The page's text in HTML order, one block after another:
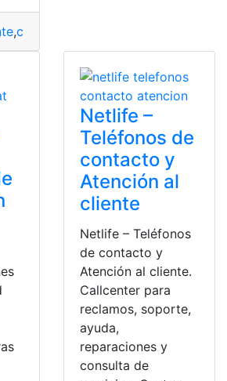
,centros de salud
Netlife –
Teléfonos de
contacto y
Atención al
cliente
Netlife – Teléfonos
de contacto y
Atención al cliente.
Callcenter para
reclamos, soporte,
ayuda,
reparaciones y
consulta de